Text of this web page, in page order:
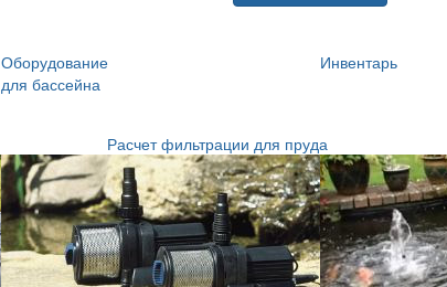
Оборудование
для бассейна
Инвентарь
Расчет фильтрации для пруда